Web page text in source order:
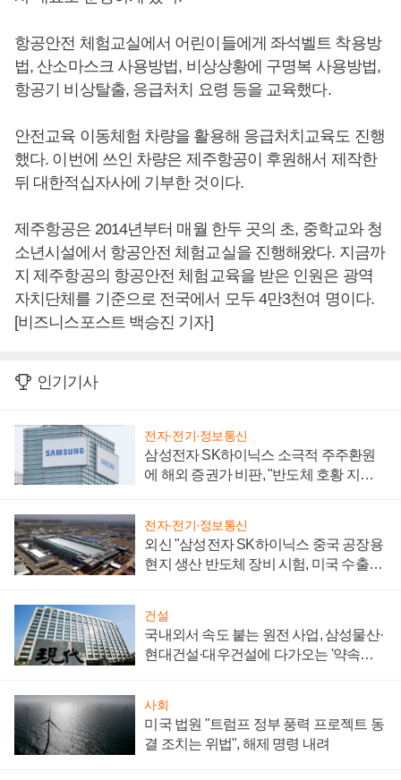
항공안전 체험교실에서 어린이들에게 좌석벨트 착용방
법, 산소마스크 사용방법, 비상상황에 구명복 사용방법,
항공기 비상탈출, 응급처치 요령 등을 교육했다.
안전교육 이동체험 차량을 활용해 응급처치교육도 진행
했다. 이번에 쓰인 차량은 제주항공이 후원해서 제작한
뒤 대한적십자사에 기부한 것이다.
제주항공은 2014년부터 매월 한두 곳의 초, 중학교와 청
소년시설에서 항공안전 체험교실을 진행해왔다. 지금까
지 제주항공의 항공안전 체험교육을 받은 인원은 광역
자치단체를 기준으로 전국에서 모두 4만3천여 명이다.
[비즈니스포스트 백승진 기자]
인기기사
전자·전기·정보통신
삼성전자 SK하이닉스 소극적 주주환원
에 해외 증권가 비판, "반도체 호황 지속
전자·전기·정보통신
외신 "삼성전자 SK하이닉스 중국 공장용
현지 생산 반도체 장비 시험, 미국 수출통
건설
국내외서 속도 붙는 원전 사업, 삼성물산·
현대건설·대우건설에 다가오는 '약속의
사회
미국 법원 "트럼프 정부 풍력 프로젝트 동
결 조치는 위법", 해제 명령 내려